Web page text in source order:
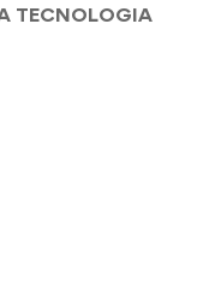
TECNOLOGIA